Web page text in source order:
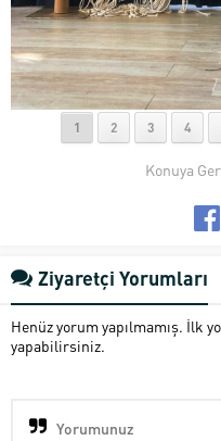
1 2 3 4
Konuya
Ziyaretçi Yorumları
Henüz yorum yapılmamış. İlk
yapabilirsiniz.